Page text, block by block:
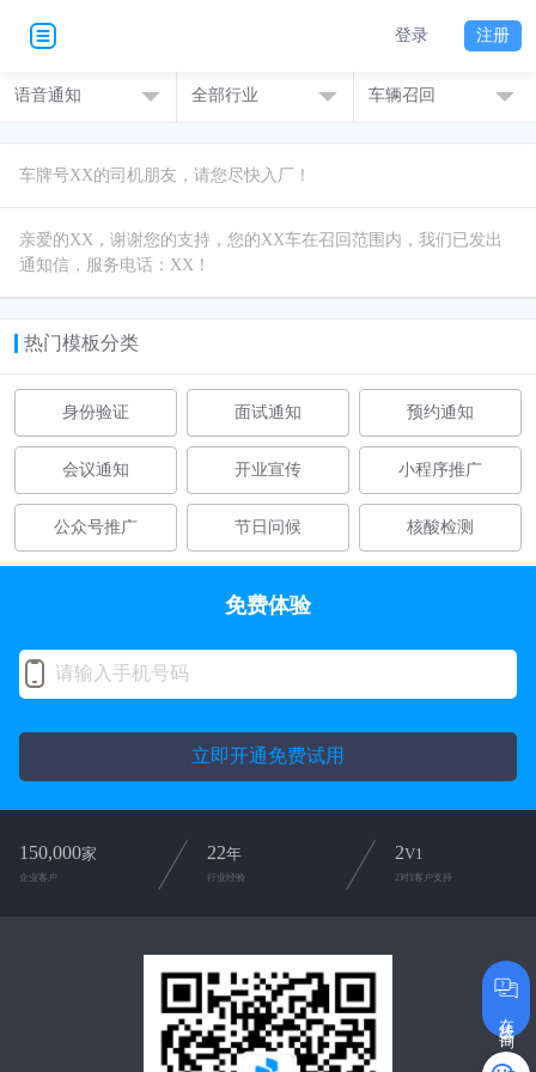
登录 注册
语音通知 全部行业 车辆召回
亲爱的XX，谢谢您的支持，您的XX车在召回范围内，我们已发出
通知信，服务电话：XX！
热门模板分类
身份验证 面试通知 预约通知
会议通知 开业宣传 小程序推广
公众号推广 节日问候 核酸检测
在线咨询
免费体验
立即开通免费试用
150,000家
企业客户
22年
行业经验
2V1
2对1客户支持